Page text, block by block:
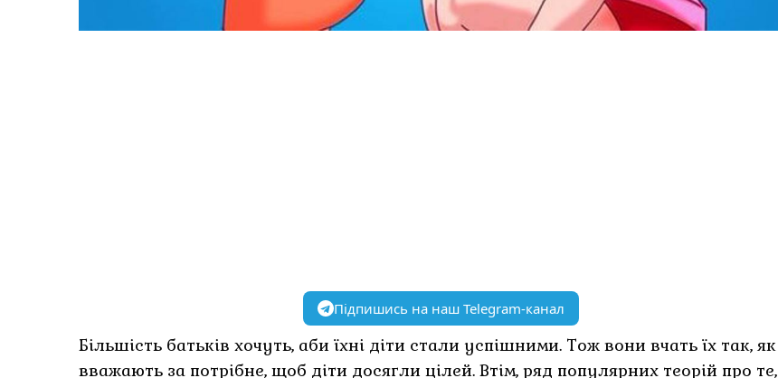
Підпишись на наш Telegram-канал
Більшість батьків хочуть, аби їхні діти стали успішними. Тож вони вчать їх так, як
вважають за потрібне, щоб діти досягли цілей. Втім, ряд популярних теорій про те,